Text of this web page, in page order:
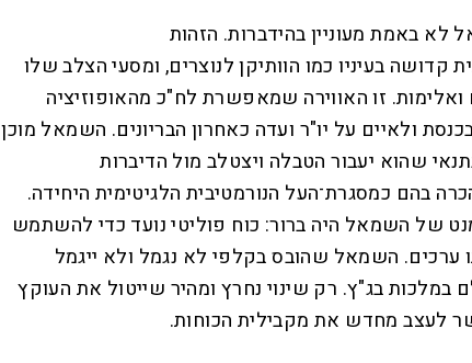
לא באמת מעוניין בהידברות. הזהות
קדושה בעיניו כמו הוותיקן לנוצרים, ומסעי הצלב שלו
זו האווירה שמאפשרת לח"כ מהאופוזיציה
ולאיים על יו"ר ועדה כאחרון הבריונים. השמאל מוכן
שהוא יעבור הטבלה ויצטלב מול הדיברות
בהם כמסגרת־העל הנורמטיבית הלגיטימית היחידה.
של השמאל היה ברור: כוח פוליטי נועד כדי להשתמש
ערכים. השמאל שהובס בקלפי לא נגמל ולא ייגמל
במלכות בג"ץ. רק שינוי נחרץ ומהיר שייטול את העוקץ
לעצב מחדש את מקבילית הכוחות.